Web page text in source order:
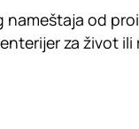
od
za život ili